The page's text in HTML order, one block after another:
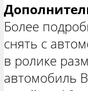
Более
снять с
в ролике
автомобиль